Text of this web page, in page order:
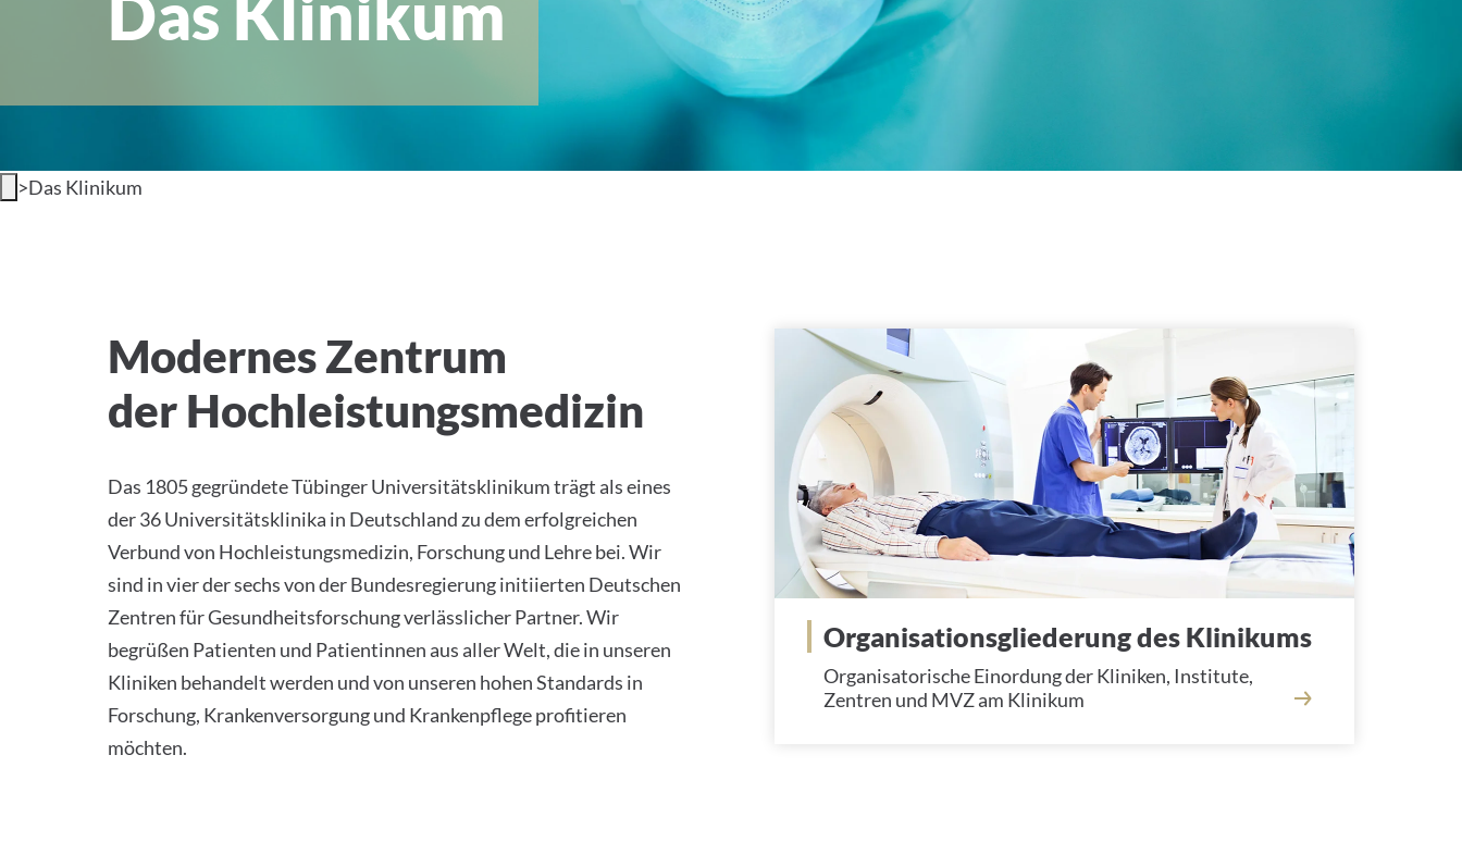
>Das Klinikum
Willkommen am Universitätsklinikum Tübingen
Modernes Zentrum
der Hochleistungsmedizin
Das 1805 gegründete Tübinger Universitätsklinikum trägt als eines
der 36 Universitätsklinika in Deutschland zu dem erfolgreichen
Verbund von Hochleistungsmedizin, Forschung und Lehre bei. Wir
sind in vier der sechs von der Bundesregierung initiierten Deutschen
Zentren für Gesundheitsforschung verlässlicher Partner. Wir
begrüßen Patienten und Patientinnen aus aller Welt, die in unseren
Kliniken behandelt werden und von unseren hohen Standards in
Forschung, Krankenversorgung und Krankenpflege profitieren
möchten.
Organisationsgliederung des Klinikums
Organisatorische Einordung der Kliniken, Institute,
Zentren und MVZ am Klinikum